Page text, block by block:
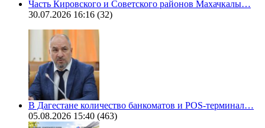
Часть Кировского и Советского районов Махачкалы…
30.07.2026 16:16 (32)
В Дагестане количество банкоматов и POS-терминал…
05.08.2026 15:40 (463)